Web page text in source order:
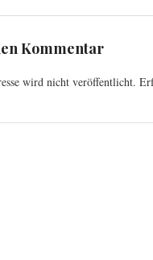
Kommentar
wird nicht veröffentlicht.